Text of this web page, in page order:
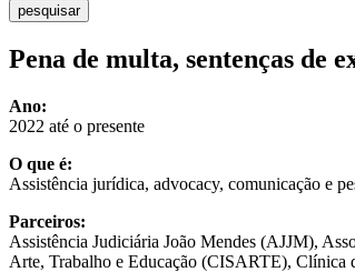
pesquisar
Pena de multa, sentenças de
Ano:
2022 até o presente
O que é:
Assistência jurídica, advocacy, comunicação e
Parceiros:
Assistência Judiciária João Mendes (AJJM),
Arte, Trabalho e Educação (CISARTE), Clínica